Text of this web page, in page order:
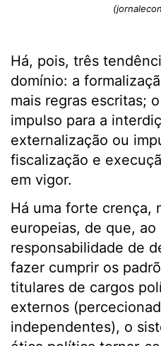
Há, pois, três
domínio: a
mais regras escritas;
impulso para a
externalização ou
fiscalização e
em vigor.
Há uma forte crença,
europeias, de que, ao
responsabilidade de
fazer cumprir os
titulares de cargos
externos
independentes), o